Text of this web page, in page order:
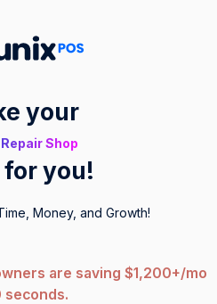
your
Shop
you!
Money, and Growth!
are saving $1,200+/mo
seconds.